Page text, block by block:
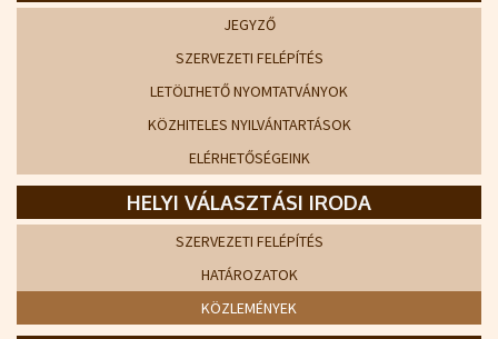
JEGYZŐ
SZERVEZETI FELÉPÍTÉS
LETÖLTHETŐ NYOMTATVÁNYOK
KÖZHITELES NYILVÁNTARTÁSOK
ELÉRHETŐSÉGEINK
HELYI VÁLASZTÁSI IRODA
SZERVEZETI FELÉPÍTÉS
HATÁROZATOK
KÖZLEMÉNYEK